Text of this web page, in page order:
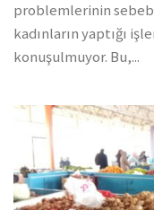
problemlerinin
kadınların yaptığı
konuşulmuyor. Bu,...